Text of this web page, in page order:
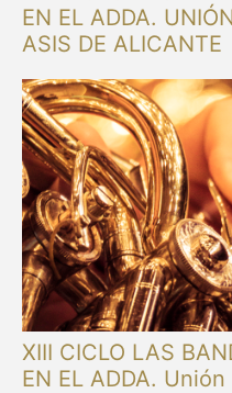
EN EL ADDA.
ASIS DE ALICANTE
XIII CICLO LAS
EN EL ADDA.